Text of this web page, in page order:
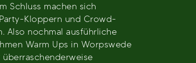
Schluss machen sich
Kloppern und Crowd-
Also nochmal ausführliche
Warm Ups in Worpswede